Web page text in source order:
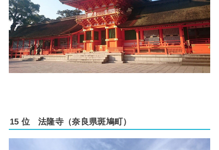
15 位 法隆寺（奈良県斑鳩町）